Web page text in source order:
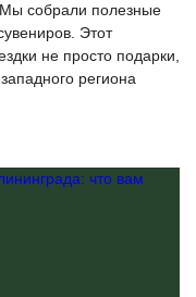
собрали полезные
Этот
не просто подарки,
региона